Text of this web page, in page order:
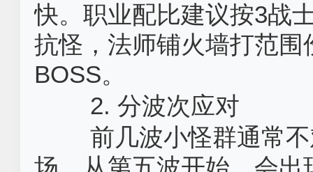
快。职业配比建议按3战
抗怪，法师铺火墙打范
BOSS。
2. 分波次应对
前几波小怪群通常